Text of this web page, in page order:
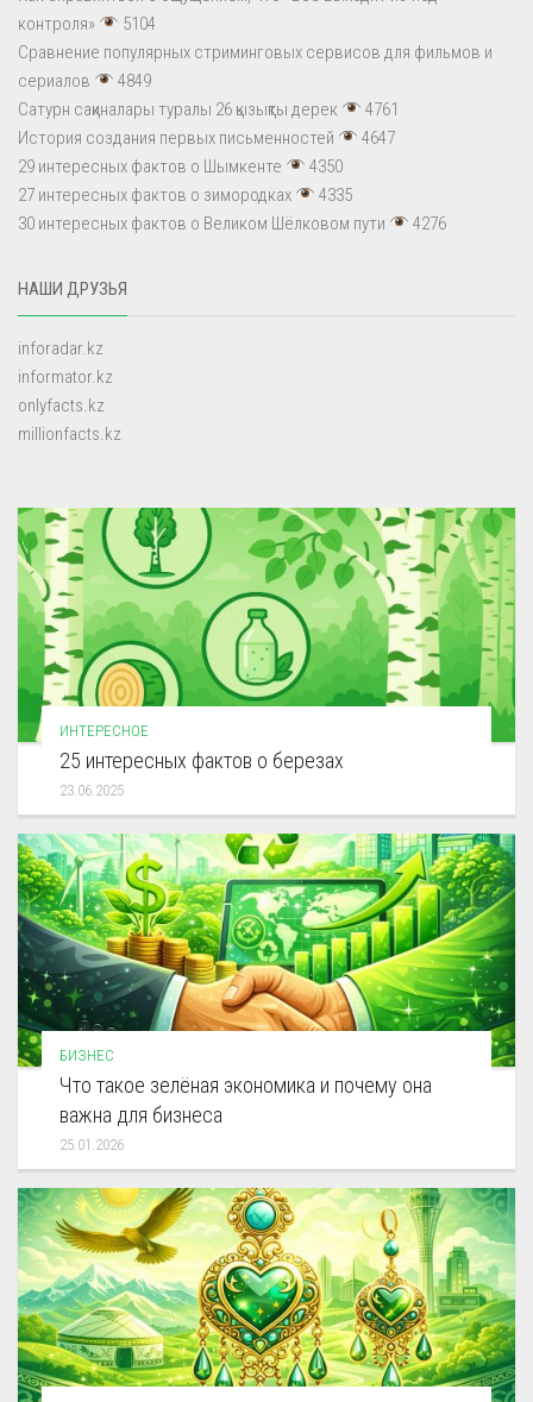
контроля»
5104
Сравнение популярных стриминговых сервисов для фильмов и
сериалов
4849
Сатурн сақиналары туралы 26 қызықты дерек
4761
История создания первых письменностей
4647
29 интересных фактов о Шымкенте
4350
27 интересных фактов о зимородках
4335
30 интересных фактов о Великом Шёлковом пути
4276
НАШИ ДРУЗЬЯ
inforadar.kz
informator.kz
onlyfacts.kz
millionfacts.kz
ИНТЕРЕСНОЕ
25 интересных фактов о березах
23.06.2025
БИЗНЕС
Что такое зелёная экономика и почему она
важна для бизнеса
25.01.2026